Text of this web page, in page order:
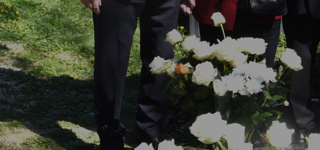
NOB
Társszervezetek
OVEP
Adatbank